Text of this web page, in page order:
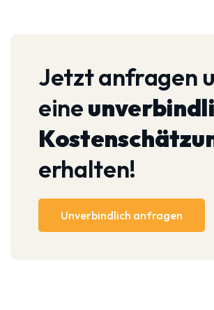
Jetzt anfragen
eine
erhalten!
Unverbindlich anfragen